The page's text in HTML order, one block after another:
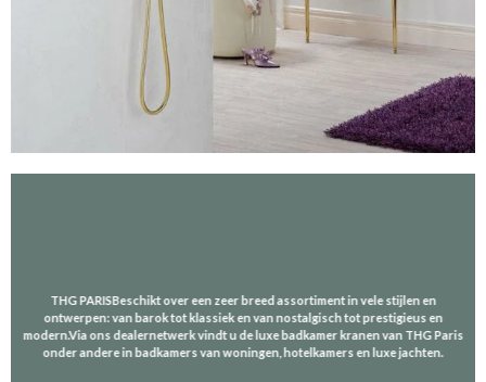
THG PARISBeschikt over een zeer breed assortiment in vele stijlen en
ontwerpen: van barok tot klassiek en van nostalgisch tot prestigieus en
modern.Via ons dealernetwerk vindt u de luxe badkamer kranen van THG Paris
onder andere in badkamers van woningen, hotelkamers en luxe jachten.